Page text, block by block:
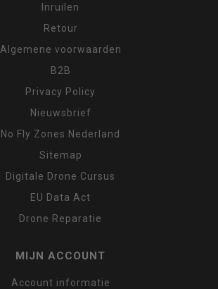
Inruilen
Retour
Algemene voorwaarden
B2B
Privacy Policy
Nieuwsbrief
No Fly Zones Nederland
Sitemap
Digitale Drone Cursus
EU Data Act
Drone Reparatie
MIJN ACCOUNT
Account informatie